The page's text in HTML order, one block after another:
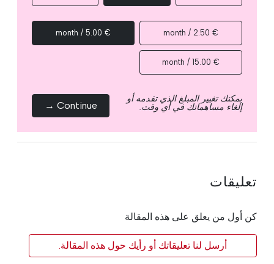
€ 2.50 / month
€ 5.00 / month
€ 15.00 / month
يمكنك تغيير المبلغ الذي تقدمه أو
إلغاء مساهماتك في أي وقت. Continue →
تعليقات
كن أول من يعلق على هذه المقالة
أرسل لنا تعليقاتك أو رأيك حول هذه المقالة.